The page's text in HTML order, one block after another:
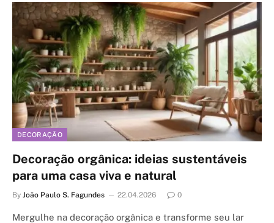
DECORAÇÃO
Decoração orgânica: ideias sustentáveis
para uma casa viva e natural
By João Paulo S. Fagundes 22.04.2026 0
Mergulhe na decoração orgânica e transforme seu lar